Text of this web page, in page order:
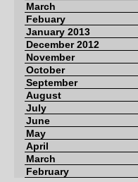
March
Febuary
January 2013
December 2012
November
October
September
August
July
June
May
April
March
February